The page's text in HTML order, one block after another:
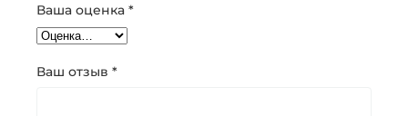
Ваша оценка *
Ваш отзыв *